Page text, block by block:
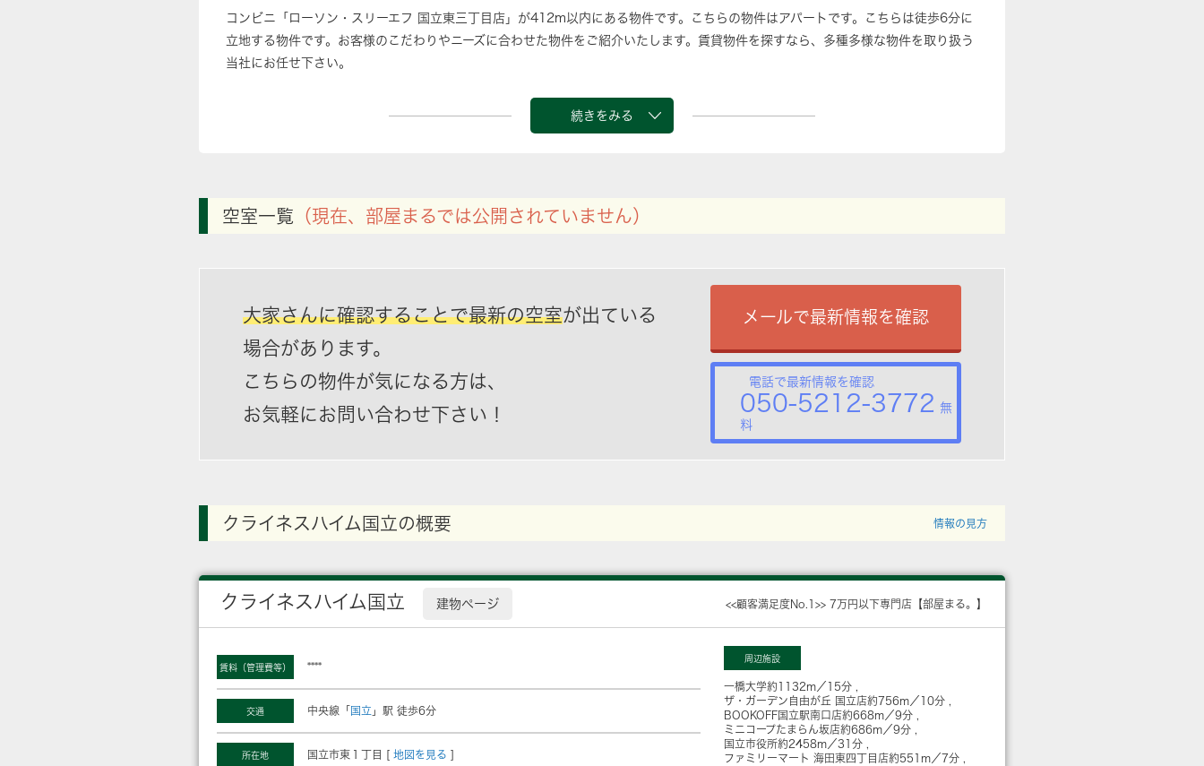
コンビニ「ローソン・スリーエフ 国立東三丁目店」が412m以内にある物件です。こちらの物件はアパートです。こちらは徒歩6分に
立地する物件です。お客様のこだわりやニーズに合わせた物件をご紹介いたします。賃貸物件を探すなら、多種多様な物件を取り扱う
当社にお任せ下さい。
続きをみる
空室一覧 （現在、部屋まるでは公開されていません）
大家さんに確認することで最新の空室が出ている
場合があります。
こちらの物件が気になる方は、
お気軽にお問い合わせ下さい！
メールで最新情報を確認
電話で最新情報を確認
050-5212-3772 無
料
クライネスハイム国立の概要 情報の見方
クライネスハイム国立 建物ページ <<顧客満足度No.1>> 7万円以下専門店【部屋まる。】
賃料（管理費等） ****
交通 中央線「 国立 」駅 徒歩6分
所在地 国立市東１丁目 [ 地図を見る ]
周辺施設
一橋大学約1132m／15分
ザ・ガーデン自由が丘 国立店約756m／10分
BOOKOFF国立駅南口店約668m／9分
ミニコープたまらん坂店約686m／9分
国立市役所約2458m／31分
ファミリーマート 海田東四丁目店約551m／7分